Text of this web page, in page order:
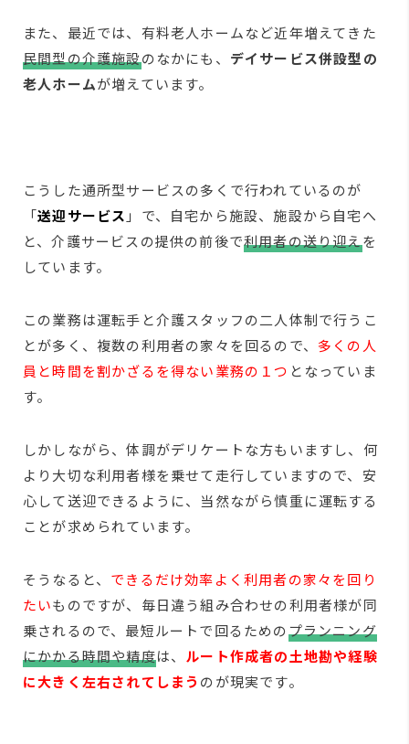
また、最近では、有料老人ホームなど近年増えてきた
民間型の介護施設のなかにも、 デイサービス併設型の
老人ホームが増えています。
こうした通所型サービスの多くで行われているのが
「送迎サービス 」で、自宅から施設、施設から自宅へ
と、介護サービスの提供の前後で利用者の送り迎えを
しています。
この業務は運転手と介護スタッフの二人体制で行うこ
とが多く、複数の利用者の家々を回るので、 多くの人
員と時間を割かざるを得ない業務の１つ となっていま
す。
しかしながら、体調がデリケートな方もいますし、何
より大切な利用者様を乗せて走行していますので、安
心して送迎できるように、当然ながら慎重に運転する
ことが求められています。
そうなると、 できるだけ効率よく利用者の家々を回り
たいものですが、毎日違う組み合わせの利用者様が同
乗されるので、最短ルートで回るためのプランニング
にかかる時間や精度は、 ルート作成者の土地勘や経験
に大きく左右されてしまう のが現実です。